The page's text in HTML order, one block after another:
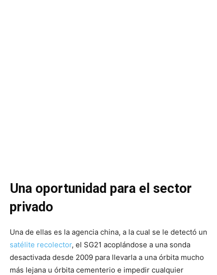
Una oportunidad para el sector
privado
Una de ellas es la agencia china, a la cual se le detectó un
satélite recolector, el SG21 acoplándose a una sonda
desactivada desde 2009 para llevarla a una órbita mucho
más lejana u órbita cementerio e impedir cualquier